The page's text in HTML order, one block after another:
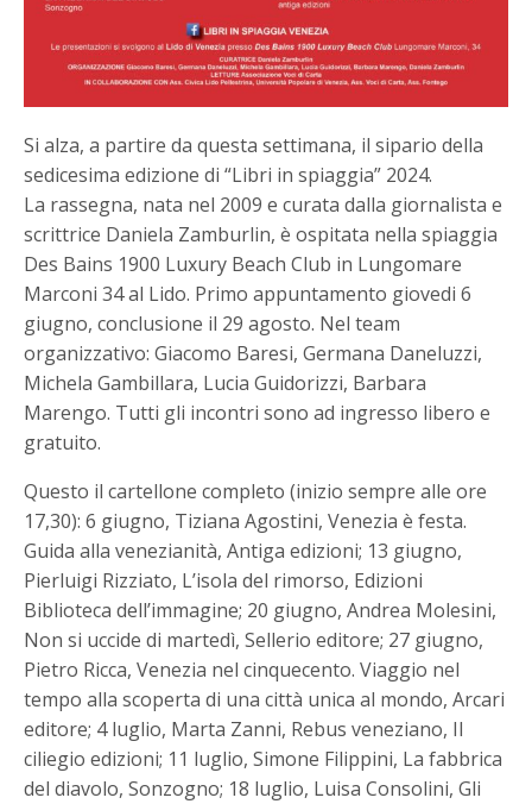
Si alza, a partire da questa settimana, il sipario della
sedicesima edizione di “Libri in spiaggia” 2024.
La rassegna, nata nel 2009 e curata dalla giornalista e
scrittrice Daniela Zamburlin, è ospitata nella spiaggia
Des Bains 1900 Luxury Beach Club in Lungomare
Marconi 34 al Lido. Primo appuntamento giovedi 6
giugno, conclusione il 29 agosto. Nel team
organizzativo: Giacomo Baresi, Germana Daneluzzi,
Michela Gambillara, Lucia Guidorizzi, Barbara
Marengo. Tutti gli incontri sono ad ingresso libero e
gratuito.
Questo il cartellone completo (inizio sempre alle ore
17,30): 6 giugno, Tiziana Agostini, Venezia è festa.
Guida alla venezianità, Antiga edizioni; 13 giugno,
Pierluigi Rizziato, L’isola del rimorso, Edizioni
Biblioteca dell’immagine; 20 giugno, Andrea Molesini,
Non si uccide di martedì, Sellerio editore; 27 giugno,
Pietro Ricca, Venezia nel cinquecento. Viaggio nel
tempo alla scoperta di una città unica al mondo, Arcari
editore; 4 luglio, Marta Zanni, Rebus veneziano, Il
ciliegio edizioni; 11 luglio, Simone Filippini, La fabbrica
del diavolo, Sonzogno; 18 luglio, Luisa Consolini, Gli